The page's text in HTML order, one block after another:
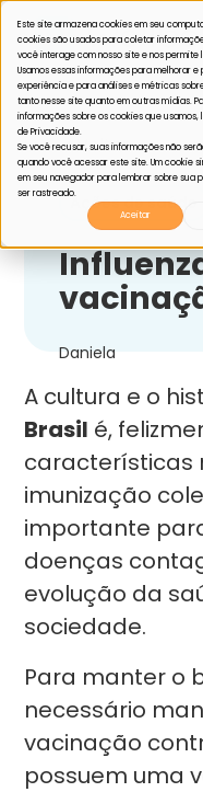
Este site armazena cookies em seu
cookies são usados para coletar
você interage com nosso site e nos permite
Usamos essas informações para melhorar e
experiência e para análises e métricas
tanto nesse site quanto em outras mídias.
informações sobre os cookies que usamos,
de Privacidade.
Se você recusar, suas informações não
quando você acessar este site. Um cookie
em seu navegador para lembrar sobre sua
ser rastreado.
Aceitar
Voltar
Ações de saúde
Daniela
A cultura e o
Brasil é,
características
imunização
importante
doenças
evolução da
sociedade.
Para manter o
necessário
vacinação
possuem uma